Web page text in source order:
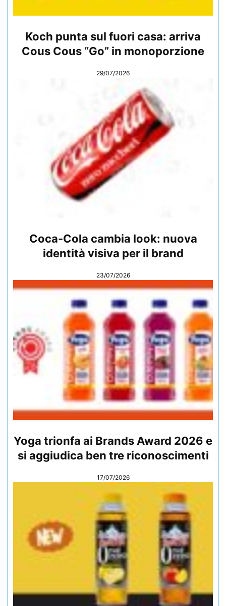
Koch punta sul fuori casa: arriva
Cous Cous “Go” in monoporzione
29/07/2026
Coca-Cola cambia look: nuova
identità visiva per il brand
23/07/2026
Yoga trionfa ai Brands Award 2026 e
si aggiudica ben tre riconoscimenti
17/07/2026